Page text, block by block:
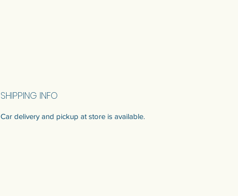
SHIPPING INFO
Car delivery and pickup at store is available.